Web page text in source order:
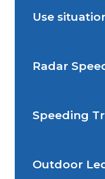
Use
Situations
Situations
Radar
Radar
Speeding
Speeding
Outdoor